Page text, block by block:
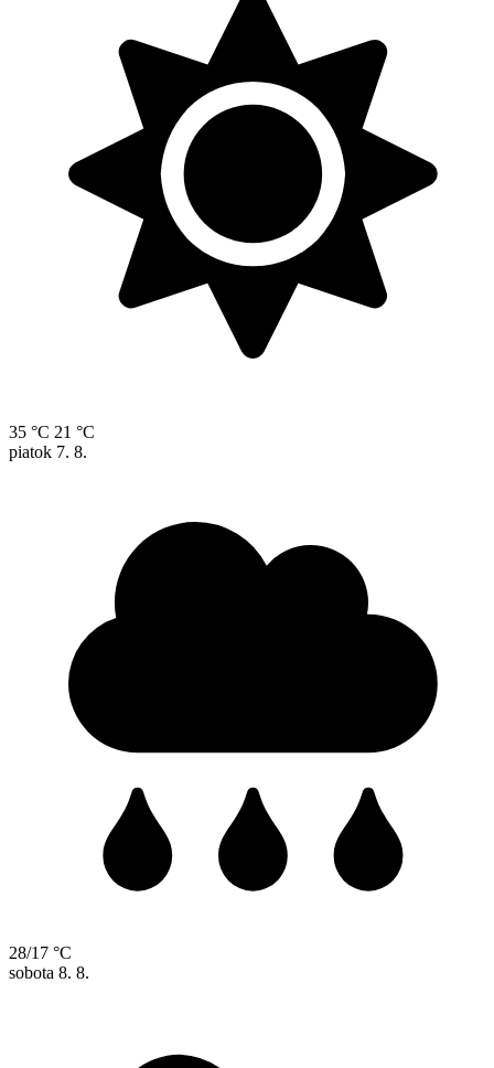
35 °C 21 °C
piatok 7. 8.
28/17 °C
sobota 8. 8.